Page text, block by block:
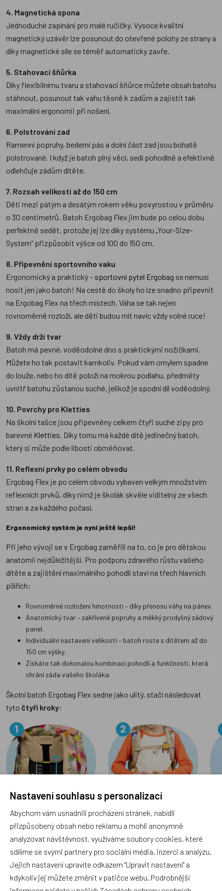
4. Magnetická spona
Jednoduché zapínání pro malé ručičky. Vysoce kvalitní
magnetický uzávěr lze posunout do otevřené polohy ze strany a
díky magnetické síle se téměř automaticky zavře.
5. Stahovací šňůrka
Díky flexibilnímu tvaru a stahovací šňůrce můžete obsah batohu
stáhnout, posunout tak váhu těsně k zádům a zajistit tak
maximální ergonomii při nošení.
6. Polstrování zad
Ramenní popruhy, bederní pás a dolní část zad jsou bohatě
polstrované. I když je batoh plný věcí, sedí pohodlně a efektivně
odlehčuje zádům dítěte.
7. Rozsah velikostí až do 150 cm
Děti mezi pátým a desátým rokem věku povyrostou v průměru
o 30 centimetrů. Batoh Ergobag Flex jim bude po celou dobu
perfektně sedět, protože jej lze díky systému „Your-Size-
System“ přizpůsobit výšce od 100 do 150 cm.
8. Připevnění sportovního vaku
Ergonomický a praktický – sportovní pytel Ergobag se nemusí
nosit jen jako batoh! Na cestě do školy ho lze snadno připevnit
na Ergobag Flex na třech místech. Váha se tak nejen
rovnoměrně rozloží, ale děti budou mít navíc vždy volné ruce!
9. Vždy drží tvar
Batoh má pevné, voděodolné dno s praktickými nožičkami.
Můžete ho tak postavit kamkoliv. Pokud vám omylem spadne
do louže, nebo ho dítě položí na mokrou podlahu, předměty
uvnitř batohu zůstanou suché, jelikož je spodní díl voděodolný.
10. Povrchy pro Kletties
Na školní tašce jsou připevněny celkem čtyři suché zipy pro
barevné Kletties. Díky tomu má každé dítě jedinečný batoh,
který si může podle libosti obměňovat.
11. Reflexní prvky po celém obvodu
Ergobag Flex je po celém obvodu vybaven velkým množstvím
reflexních prvků, díky nimž je školák skvěle viditelný ze všech
stran a za každého počasí.
Ergonomický systém je nyní ještě lepší!
Při jeho vývoji se v Ergobag zaměřili na to, co je pro dětskou
anatomii nejdůležitější. Pro podporu zdravého růstu vašeho
dítěte a zajištění maximálního pohodlí staví na třech hlavních
pilířích:
Rovnoměrné rozložení hmotnosti – díky přenosu váhy na pánev.
Anatomický tvar – zakřivené popruhy a měkký prodyšný zádový
panel.
Individuální nastavení velikosti – batoh roste s dítětem až do
150 cm výšky.
Získáte tak dokonalou kombinaci pohodlí a funkčnosti, která
chrání záda vašeho školáka.
Školní batoh Ergobag Flex sedne jako ulitý, stačí následovat
tyto čtyři kroky:
Výška: Rozložte zadní část a nastavte popruhy tak, aby
odpovídaly výšce vašeho dítěte. Nastavovací stupnice berte
jen jako vodítko, důležité je, aby to bylo pohodlné pro vašeho
školáka.
Boky: Utáhněte bederní pás v oblasti boků. Tím přenesete
většinu zátěže z ramen na pánev, což je pro zdraví zad ideální.
: Dotáhněte ramenní popruhy (směrem dozadu a dolů).
Nastavení souhlasu s personalizací
Abychom vám usnadnili procházení stránek, nabídli
přizpůsobený obsah nebo reklamu a mohli anonymně
analyzovat návštěvnost, využíváme soubory cookies, které
sdílíme se svými partnery pro sociální média, inzerci a analýzu.
Jejich nastavení upravíte odkazem "Upravit nastavení" a
kdykoliv jej můžete změnit v patičce webu. Podrobnější